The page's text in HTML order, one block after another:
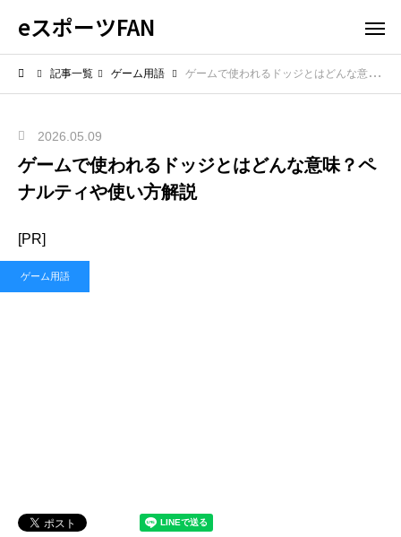
eスポーツFAN
記事一覧 ゲーム用語 ゲームで使われるドッジとはどんな意味？ペナルティや使い方解説
2026.05.09
ゲームで使われるドッジとはどんな意味？ペ
ナルティや使い方解説
[PR]
ゲーム用語